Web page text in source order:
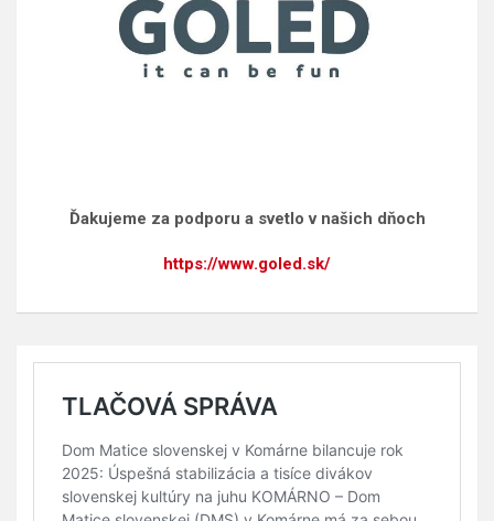
Ďakujeme za podporu a svetlo v našich dňoch
https://www.goled.sk/